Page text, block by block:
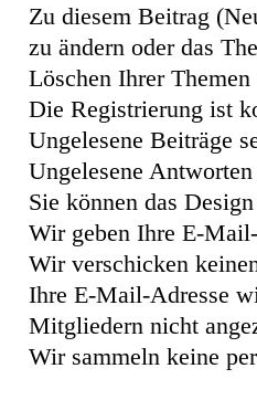
Zu diesem Beitrag
zu ändern oder das
Löschen Ihrer
Die Registrierung ist
Ungelesene Beiträge
Ungelesene
Sie können das
Wir geben Ihre E-
Wir verschicken
Ihre E-Mail-Adresse
Mitgliedern nicht
Wir sammeln keine